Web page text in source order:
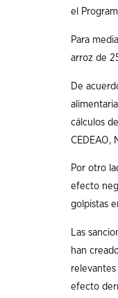
el
Para
arroz de
De
cálculos
CEDEAO,
Por otro
efecto
golpistas
Las
han
efecto